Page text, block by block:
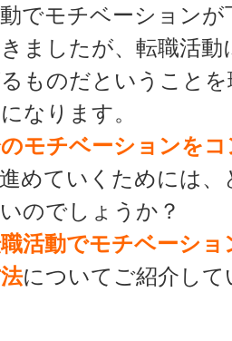
でモチベーション
ましたが、転職活
ものだということ
なります。
モチベーションを
めていくためには
のでしょうか？
活動でモチベーシ
についてご紹介して